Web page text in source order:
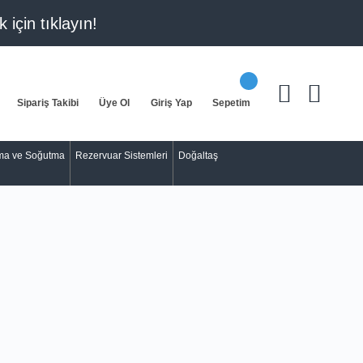
için tıklayın!
Sipariş Takibi Üye Ol Giriş Yap Sepetim
ve Soğutma Rezervuar Sistemleri Doğaltaş